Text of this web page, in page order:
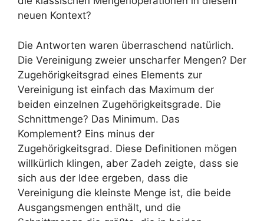
neuen Kontext?
Die Antworten waren überraschend natürlich.
Die Vereinigung zweier unscharfer Mengen? Der
Zugehörigkeitsgrad eines Elements zur
Vereinigung ist einfach das Maximum der
beiden einzelnen Zugehörigkeitsgrade. Die
Schnittmenge? Das Minimum. Das
Komplement? Eins minus der
Zugehörigkeitsgrad. Diese Definitionen mögen
willkürlich klingen, aber Zadeh zeigte, dass sie
sich aus der Idee ergeben, dass die
Vereinigung die kleinste Menge ist, die beide
Ausgangsmengen enthält, und die